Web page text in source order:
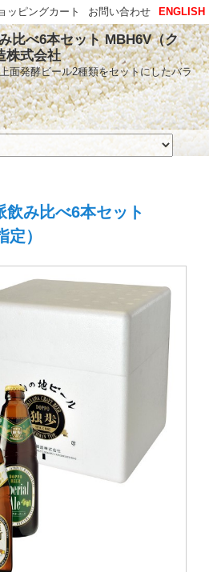
比べ6本セット MBH6V（ク
株式会社
面発酵ビール2種類をセットにしたバラ
み比べ6本セット
）
ENGLISH
お問い合わせ
ッピングカート